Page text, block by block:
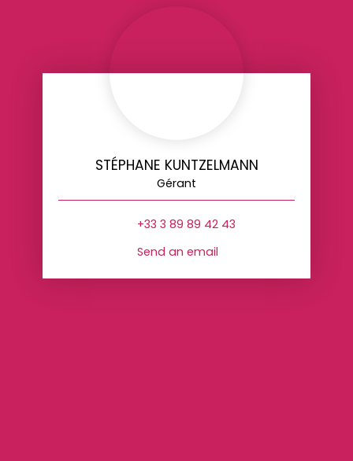
STÉPHANE KUNTZELMANN
Gérant
+33 3 89 89 42 43
Send an email